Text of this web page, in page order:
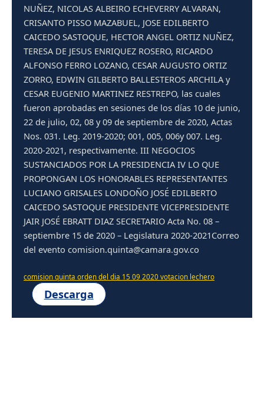
NUÑEZ, NICOLAS ALBEIRO ECHEVERRY ALVARAN,
CRISANTO PISSO MAZABUEL, JOSE EDILBERTO
CAICEDO SASTOQUE, HECTOR ANGEL ORTIZ NUÑEZ,
TERESA DE JESUS ENRIQUEZ ROSERO, RICARDO
ALFONSO FERRO LOZANO, CESAR AUGUSTO ORTIZ
ZORRO, EDWIN GILBERTO BALLESTEROS ARCHILA y
CESAR EUGENIO MARTINEZ RESTREPO, las cuales
fueron aprobadas en sesiones de los días 10 de junio,
22 de julio, 02, 08 y 09 de septiembre de 2020, Actas
Nos. 031. Leg. 2019-2020; 001, 005, 006y 007. Leg.
2020-2021, respectivamente. III NEGOCIOS
SUSTANCIADOS POR LA PRESIDENCIA IV LO QUE
PROPONGAN LOS HONORABLES REPRESENTANTES
LUCIANO GRISALES LONDOÑO JOSÉ EDILBERTO
CAICEDO SASTOQUE PRESIDENTE VICEPRESIDENTE
JAIR JOSÉ EBRATT DIAZ SECRETARIO Acta No. 08 –
septiembre 15 de 2020 – Legislatura 2020-2021Correo
del evento comision.quinta@camara.gov.co
comision quinta orden del dia 15 09 2020 votacion lechero
Descarga